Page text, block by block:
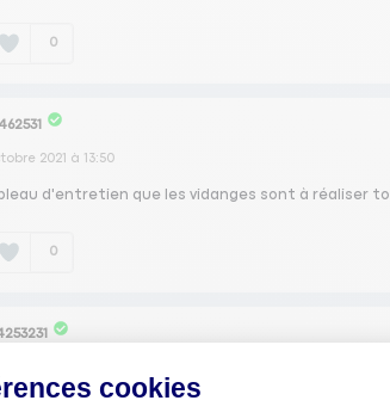
0
2021 à 13:50
d'entretien que les vidanges sont à réaliser
0
un Versys 1000 vidange tout les 6000 kms et
cookies